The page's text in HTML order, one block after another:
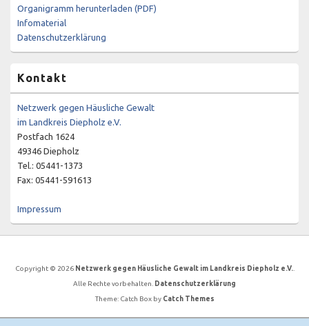
Organigramm herunterladen (PDF)
Infomaterial
Datenschutzerklärung
Kontakt
Netzwerk gegen Häusliche Gewalt
im Landkreis Diepholz e.V.
Postfach 1624
49346 Diepholz
Tel.: 05441-1373
Fax: 05441-591613
Impressum
Copyright © 2026 Netzwerk gegen Häusliche Gewalt im Landkreis Diepholz e.V.
Alle Rechte vorbehalten.
Datenschutzerklärung
Theme: Catch Box by Catch Themes